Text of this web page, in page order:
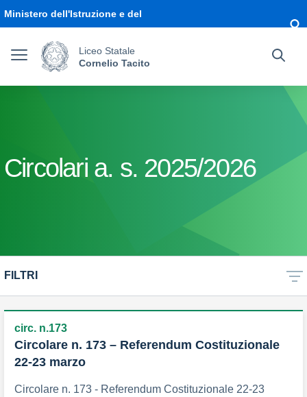
Ministero dell'Istruzione e del
Liceo Statale
Cornelio Tacito
Circolari a. s. 2025/2026
FILTRI
circ. n.173
Circolare n. 173 – Referendum Costituzionale
22-23 marzo
Circolare n. 173 - Referendum Costituzionale 22-23